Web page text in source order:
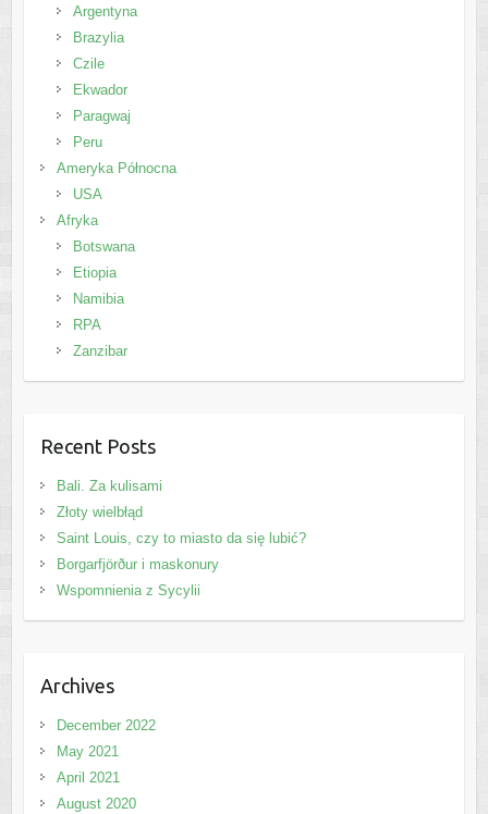
Argentyna
Brazylia
Czile
Ekwador
Paragwaj
Peru
Ameryka Północna
USA
Afryka
Botswana
Etiopia
Namibia
RPA
Zanzibar
Recent Posts
Bali. Za kulisami
Złoty wielbłąd
Saint Louis, czy to miasto da się lubić?
Borgarfjörður i maskonury
Wspomnienia z Sycylii
Archives
December 2022
May 2021
April 2021
August 2020